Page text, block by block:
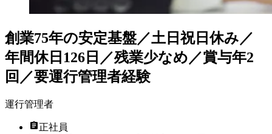
創業75年の安定基盤／土日祝日休み／
年間休日126日／残業少なめ／賞与年2
回／要運行管理者経験
運行管理者
正社員